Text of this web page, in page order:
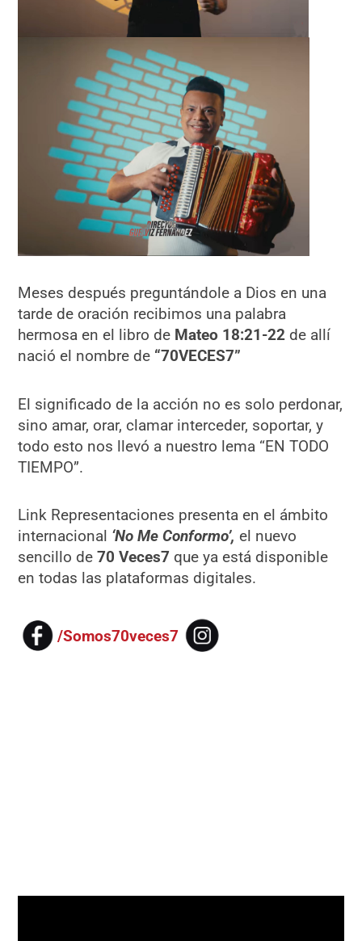
Meses después preguntándole a Dios en una
tarde de oración recibimos una palabra
hermosa en el libro de Mateo 18:21-22 de allí
nació el nombre de “70VECES7”
El significado de la acción no es solo perdonar,
sino amar, orar, clamar interceder, soportar, y
todo esto nos llevó a nuestro lema “EN TODO
TIEMPO”.
Link Representaciones presenta en el ámbito
internacional ‘No Me Conformo’, el nuevo
sencillo de70 Veces7 que ya está disponible
en todas las plataformas digitales.
/Somos70veces7